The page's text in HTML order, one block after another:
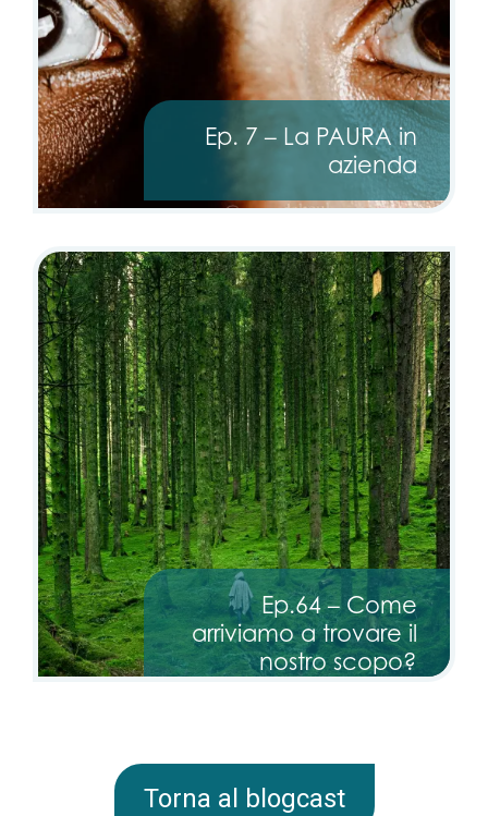
Ep. 7 – La PAURA in
azienda
Ep.64 – Come
arriviamo a trovare il
nostro scopo?
Torna al blogcast
and LEARN TO BE
MORE ASSERTIVE
reading the GUIDE!
Send
Alternative:
stile e impara ad
ACQUISIRE più
ASSERTIVITA’
guardando il video!
Invia
Alternative: